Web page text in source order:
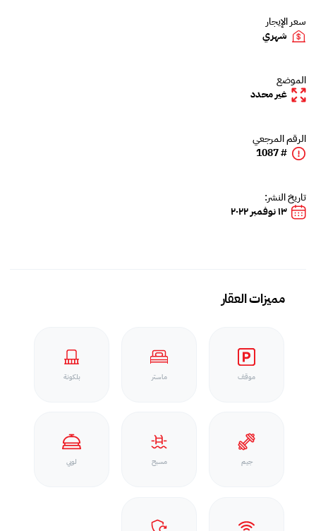
سعر الإيجار
شهري
الموضع
غير محدد
الرقم المرجعي
# 1087
تاريخ النشر:
١٣ نوفمبر ٢٠٢٢
مميزات العقار
موقف ماستر بلكونة
جيم مسبح لوبي